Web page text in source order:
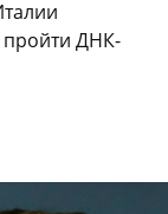
пройти ДНК-